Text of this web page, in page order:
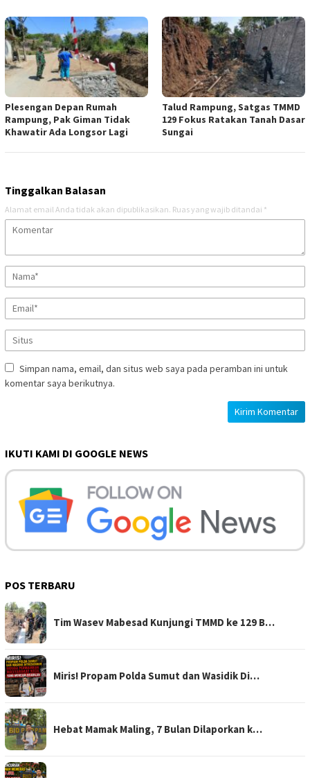
Plesengan Depan Rumah
Rampung, Pak Giman Tidak
Khawatir Ada Longsor Lagi
Talud Rampung, Satgas TMMD
129 Fokus Ratakan Tanah Dasar
Sungai
Tinggalkan Balasan
Alamat email Anda tidak akan dipublikasikan. Ruas yang wajib ditandai *
Simpan nama, email, dan situs web saya pada peramban ini untuk
komentar saya berikutnya.
IKUTI KAMI DI GOOGLE NEWS
POS TERBARU
Tim Wasev Mabesad Kunjungi TMMD ke 129 B…
Miris! Propam Polda Sumut dan Wasidik Di…
Hebat Mamak Maling, 7 Bulan Dilaporkan k…